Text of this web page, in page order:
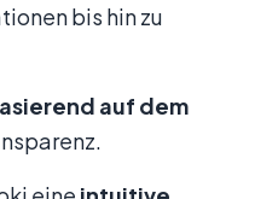
bis hin zu
auf dem